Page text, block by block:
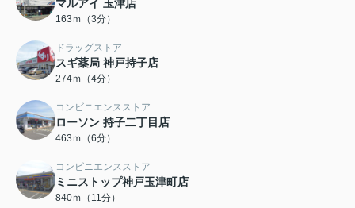
マルアイ 玉津店
163ｍ（3分）
ドラッグストア
スギ薬局 神戸持子店
274ｍ（4分）
コンビニエンスストア
ローソン 持子二丁目店
463ｍ（6分）
コンビニエンスストア
ミニストップ神戸玉津町店
840ｍ（11分）